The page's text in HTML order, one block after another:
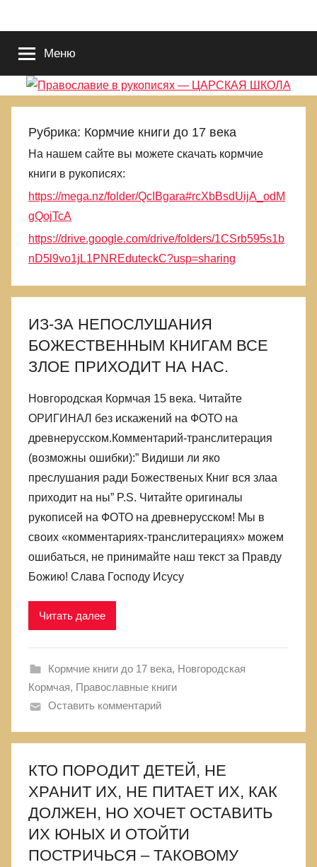
к
содержимому
Православие
в
рукописях
—
ЦАРСКАЯ
ШКОЛА
во
Славу
Исуса
Христа.
поиска
Царствия
Божиего
Правды
Выбираемся
лжи,
которой
Меню
Рубрика: Кормчие книги до 17 века
На нашем сайте вы можете скачать кормчие
книги в рукописях:
https://mega.nz/folder/QcIBgara#rcXbBsdUijA_odM
gQojTcA
https://drive.google.com/drive/folders/1CSrb595s1b
nD5l9vo1jL1PNREduteckC?usp=sharing
ИЗ-ЗА НЕПОСЛУШАНИЯ
БОЖЕСТВЕННЫМ КНИГАМ ВСЕ
ЗЛОЕ ПРИХОДИТ НА НАС.
Новгородская Кормчая 15 века. Читайте
ОРИГИНАЛ без искажений на ФОТО на
древнерусском.Комментарий-транслитерация
(возможны ошибки):” Видиши ли яко
преслушания ради Божественых Книг вся злаа
приходит на ны” P.S. Читайте оригиналы
рукописей на ФОТО на древнерусском! Мы в
своих «комментариях-транслитерациях» можем
ошибаться, не принимайте наш текст за Правду
Божию! Слава Господу Исусу
Читать далее
Кормчие книги до 17 века, Новгородская
Кормчая, Православные книги
Оставить комментарий
КТО ПОРОДИТ ДЕТЕЙ, НЕ
ХРАНИТ ИХ, НЕ ПИТАЕТ ИХ, КАК
ДОЛЖЕН, НО ХОЧЕТ ОСТАВИТЬ
ИХ ЮНЫХ И ОТОЙТИ
ПОСТРИЧЬСЯ – ТАКОВОМУ